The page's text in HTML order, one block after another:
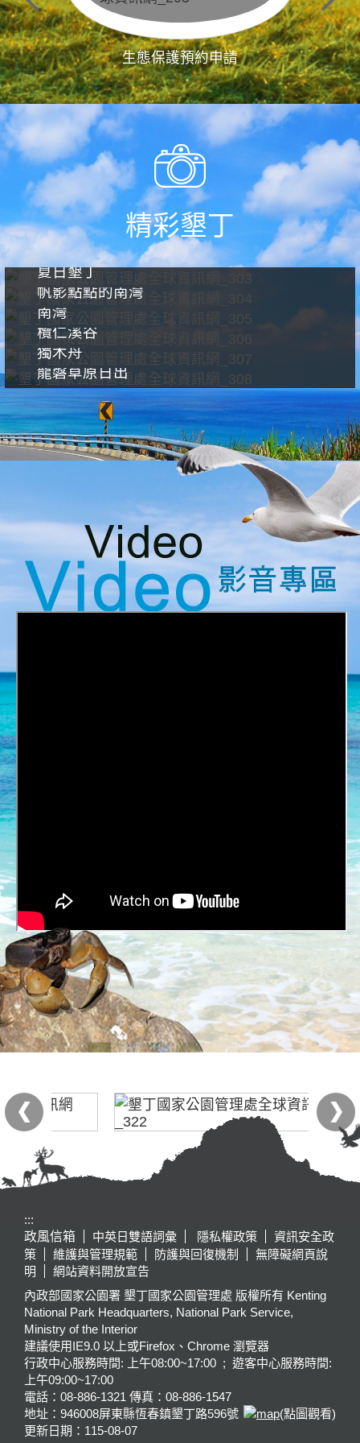
生態保護預約申請
精彩墾丁
夏日墾丁
帆影點點的南灣
南灣
欖仁溪谷
獨木舟
龍磐草原日出
:::
政風信箱
中英日雙語詞彙 隱私權政策
資訊安全政
策
維護與管理規範 防護與回復機制
無障礙網頁說
明
網站資料開放宣告
內政部國家公園署 墾丁國家公園管理處 版權所有 Kenting
National Park Headquarters, National Park Service,
Ministry of the Interior
建議使用IE9.0 以上或Firefox、Chrome 瀏覽器
行政中心服務時間: 上午08:00~17:00 ; 遊客中心服務時間:
上午09:00~17:00
電話：08-886-1321 傳真：08-886-1547
地址：946008屏東縣恆春鎮墾丁路596號
(點圖觀看)
更新日期： 115-08-07